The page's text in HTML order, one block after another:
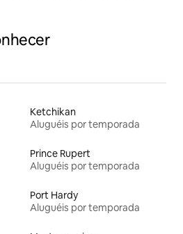
Ketchikan
Aluguéis por temporada
Prince Rupert
Aluguéis por temporada
Port Hardy
Aluguéis por temporada